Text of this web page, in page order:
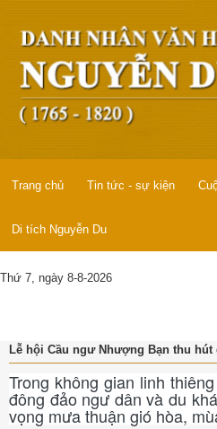
Trang chủ Tin tức - sự kiện
Di tích Nguyễn Du
Thứ 7, ngày 8-8-2026
Lễ hội Cầu ngư Nhượng Bạn thu
Trong không gian linh
đông đảo ngư dân và du
vọng mưa thuận gió hòa,